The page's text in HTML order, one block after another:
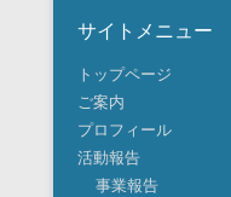
サイトメニュー
トップページ
ご案内
プロフィール
活動報告
事業報告